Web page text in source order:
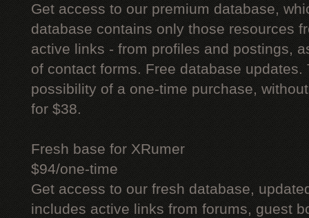
Get access to our premium database,
database contains only those resources
active links - from profiles and postings,
of contact forms. Free database updates.
possibility of a one-time purchase,
for $38.
Fresh base for XRumer
$94/one-time
Get access to our fresh database,
includes active links from forums, guest